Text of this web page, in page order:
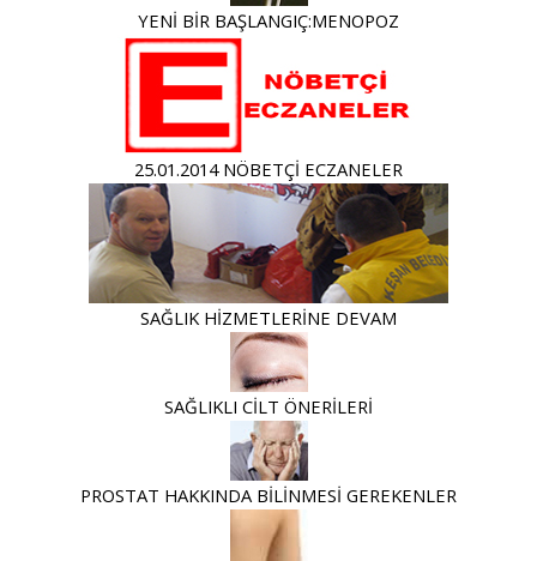
YENİ BİR BAŞLANGIÇ:MENOPOZ
25.01.2014 NÖBETÇİ ECZANELER
SAĞLIK HİZMETLERİNE DEVAM
SAĞLIKLI CİLT ÖNERİLERİ
PROSTAT HAKKINDA BİLİNMESİ GEREKENLER